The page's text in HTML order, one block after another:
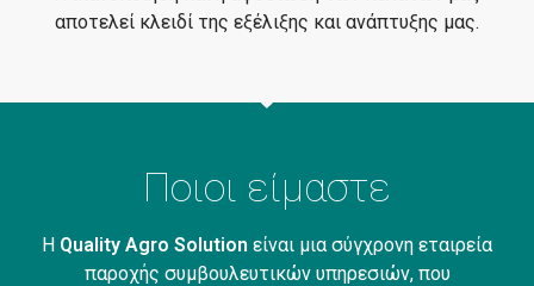
αποτελεί κλειδί της εξέλιξης και ανάπτυξης μας.
Ποιοι είμαστε
Η Quality Agro Solution είναι μια σύγχρονη εταιρεία
παροχής συμβουλευτικών υπηρεσιών, που